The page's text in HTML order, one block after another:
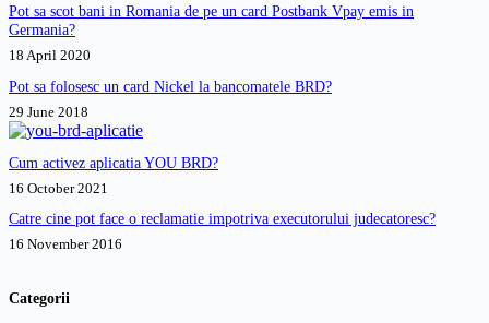
Pot sa scot bani in Romania de pe un card Postbank Vpay emis in
Germania?
18 April 2020
Pot sa folosesc un card Nickel la bancomatele BRD?
29 June 2018
Cum activez aplicatia YOU BRD?
16 October 2021
Catre cine pot face o reclamatie impotriva executorului judecatoresc?
16 November 2016
Categorii